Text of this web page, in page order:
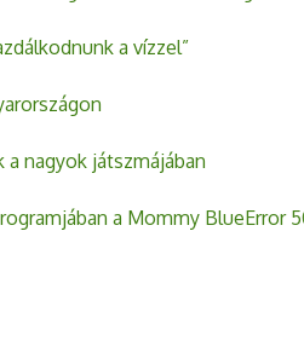
a vízzel”
a nagyok játszmájában
a Mommy BlueError